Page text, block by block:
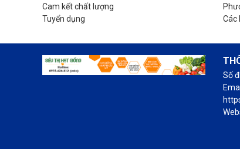
Cam kết chất lượng
Tuyển dụng
Các
Số